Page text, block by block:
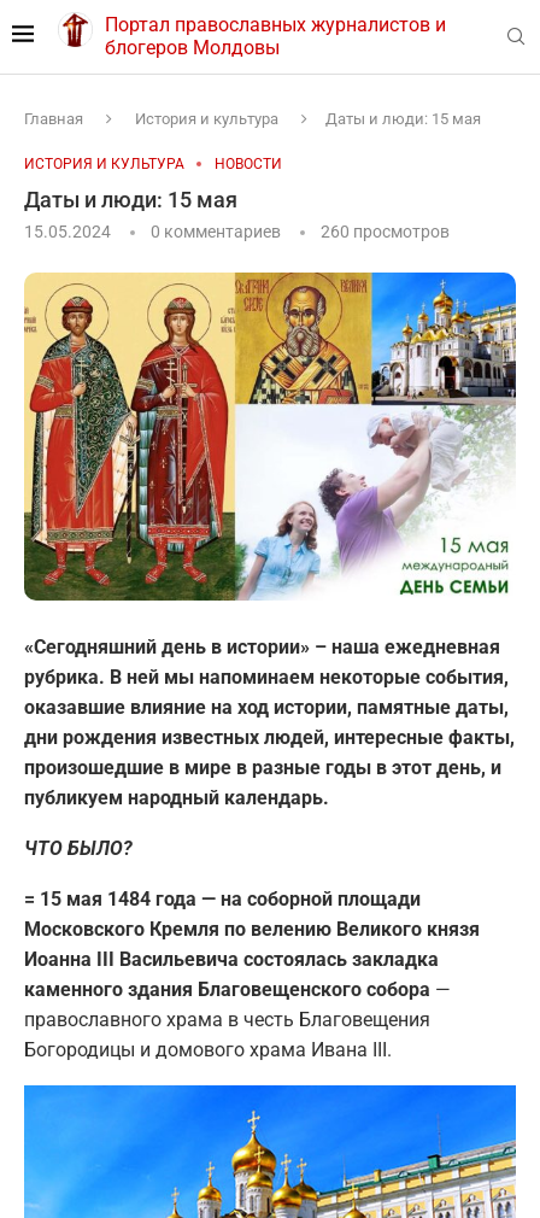
Портал православных журналистов и
блогеров Молдовы
Главная История и культура Даты и люди: 15 мая
ИСТОРИЯ И КУЛЬТУРА НОВОСТИ
Даты и люди: 15 мая
15.05.2024 0 комментариев 260 просмотров
«Сегодняшний день в истории» – наша ежедневная
рубрика. В ней мы напоминаем некоторые события,
оказавшие влияние на ход истории, памятные даты,
дни рождения известных людей, интересные факты,
произошедшие в мире в разные годы в этот день, и
публикуем народный календарь.
ЧТО БЫЛО?
= 15 мая 1484 года — на соборной площади
Московского Кремля по велению Великого князя
Иоанна III Васильевича состоялась закладка
каменного здания Благовещенского собора —
православного храма в честь Благовещения
Богородицы и домового храма Ивана III.